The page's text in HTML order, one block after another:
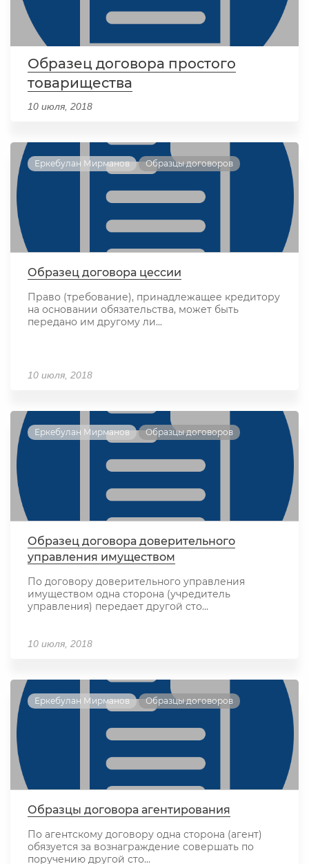
Образец договора простого
товарищества
10 июля, 2018
Еркебулан Мирманов Образцы договоров
Образец договора цессии
Право (требование), принадлежащее кредитору
на основании обязательства, может быть
передано им другому ли...
10 июля, 2018
Еркебулан Мирманов Образцы договоров
Образец договора доверительного
управления имуществом
По договору доверительного управления
имуществом одна сторона (учредитель
управления) передает другой сто...
10 июля, 2018
Еркебулан Мирманов Образцы договоров
Образцы договора агентирования
По агентскому договору одна сторона (агент)
обязуется за вознаграждение совершать по
поручению другой сто...